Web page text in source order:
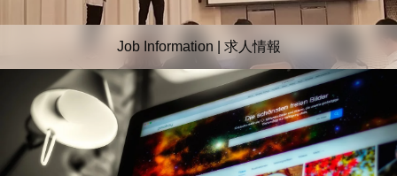
Job Information | 求人情報